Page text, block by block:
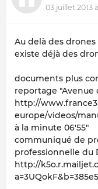
03 juillet 2013 à
Au delà des
existe déjà des
documents plus
reportage "Avenue
http://
europe/videos/
à la minute 06'55"
communiqué de
professionnelle du
http://